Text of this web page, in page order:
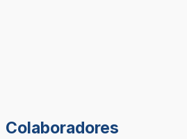
Colaboradores